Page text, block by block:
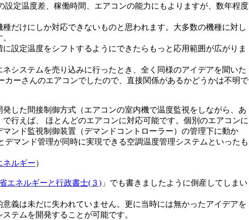
設定温度差、稼働時間、エアコンの能力にもよりますが、数年程度
だけにしか対応できないものと思われます。大多数の機種に対し
設定温度をシフトするようにできたらもっと応用範囲が広がりま
システムを売り込みに行ったとき、全く同様のアイデアを聞いた
カーさんのエアコンでしたので、直接関係があるかどうかは不明で
した間接制御方式（エアコンの室内機で温度監視をしながら、あ
行えば、 ほとんどのエアコンに対応可能です。個別のエアコンに
ンド監視制御装置（デマンドコントローラー）の管理下に動か
デマンド管理が同時に実現できる空調温度管理システムといったも
ルギー）
エネルギーと行政書士(３) 」でも書きましたように倒産してしまい
義は未だに失われていません。更に当時には無かったアイデアを
テムを開発することが可能です。